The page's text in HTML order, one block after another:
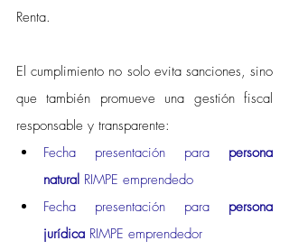
Renta.
El cumplimiento no solo evita sanciones, sino
que también promueve una gestión fiscal
responsable y transparente:
Fecha presentación para persona
natural RIMPE emprendedo
Fecha presentación para persona
jurídica RIMPE emprendedor